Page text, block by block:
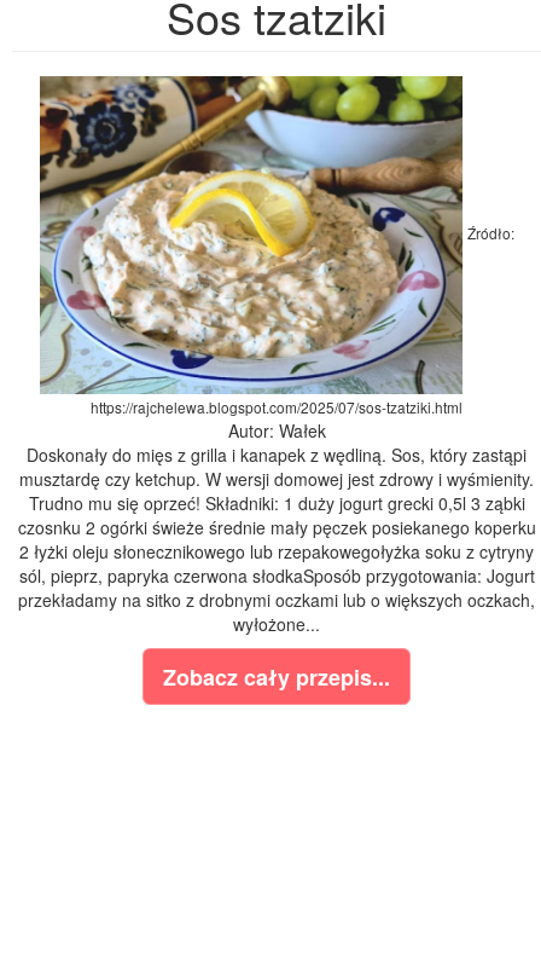
Sos tzatziki
Źródło:
https://rajchelewa.blogspot.com/2025/07/sos-tzatziki.html
Autor: Wałek
Doskonały do mięs z grilla i kanapek z wędliną. Sos, który zastąpi
musztardę czy ketchup. W wersji domowej jest zdrowy i wyśmienity.
Trudno mu się oprzeć! Składniki: 1 duży jogurt grecki 0,5l 3 ząbki
czosnku 2 ogórki świeże średnie mały pęczek posiekanego koperku
2 łyżki oleju słonecznikowego lub rzepakowegołyżka soku z cytryny
sól, pieprz, papryka czerwona słodkaSposób przygotowania: Jogurt
przekładamy na sitko z drobnymi oczkami lub o większych oczkach,
wyłożone...
Zobacz cały przepis...